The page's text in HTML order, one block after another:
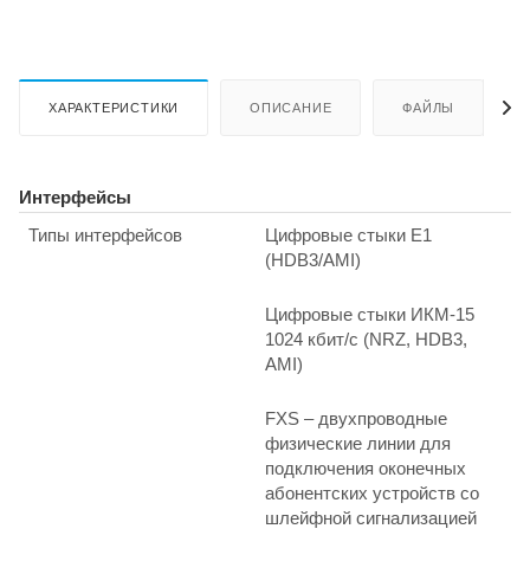
ХАРАКТЕРИСТИКИ ОПИСАНИЕ ФАЙЛЫ
Интерфейсы
Типы интерфейсов
Цифровые стыки Е1
(HDB3/AMI)
Цифровые стыки ИКМ-15
1024 кбит/с (NRZ, HDB3,
AMI)
FXS – двухпроводные
физические линии для
подключения оконечных
абонентских устройств со
шлейфной сигнализацией